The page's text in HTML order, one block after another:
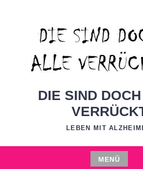
DIE SIND
LEBEN MIT
MENÜ